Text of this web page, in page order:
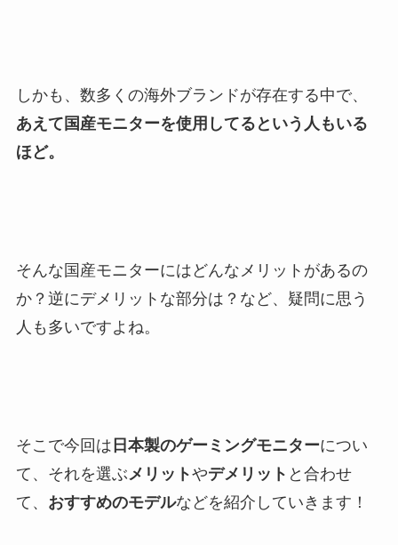
しかも、数多くの海外ブランドが存在する中で、
あえて国産モニターを使用してるという人もいる
ほど。
そんな国産モニターにはどんなメリットがあるの
か？逆にデメリットな部分は？など、疑問に思う
人も多いですよね。
そこで今回は 日本製のゲーミングモニターについ
て、それを選ぶ メリットやデメリット と合わせ
て、 おすすめのモデルなどを紹介していきます！